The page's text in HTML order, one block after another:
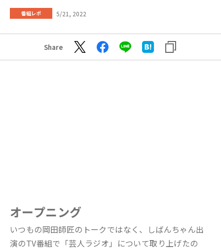
番組レポ 5/21, 2022
Share
オープニング
いつもの岡田師匠のトークではなく、しばんちゃん出
演のTV番組で「芸人ラジオ」について取り上げたの